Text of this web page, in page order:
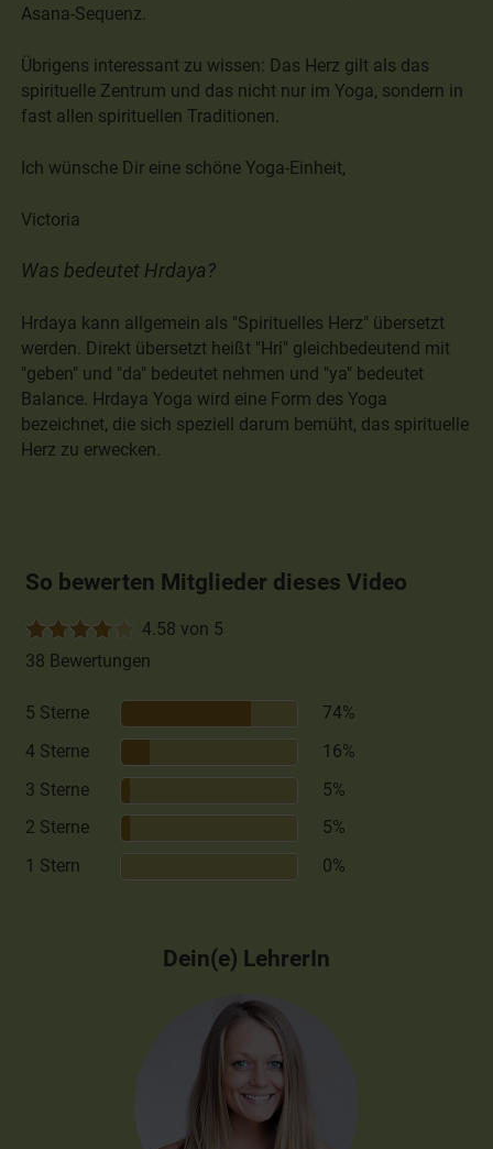
Asana-Sequenz.
Übrigens interessant zu wissen: Das Herz gilt als das
spirituelle Zentrum und das nicht nur im Yoga, sondern in
fast allen spirituellen Traditionen.
Ich wünsche Dir eine schöne Yoga-Einheit,
Victoria
Was bedeutet Hrdaya?
Hrdaya kann allgemein als "Spirituelles Herz" übersetzt
werden. Direkt übersetzt heißt "Hri" gleichbedeutend mit
"geben" und "da" bedeutet nehmen und "ya" bedeutet
Balance. Hrdaya Yoga wird eine Form des Yoga
bezeichnet, die sich speziell darum bemüht, das spirituelle
Herz zu erwecken.
So bewerten Mitglieder dieses Video
4.58 von 5
38 Bewertungen
5 Sterne
74%
4 Sterne
16%
3 Sterne
5%
2 Sterne
5%
1 Stern
0%
Dein(e) LehrerIn